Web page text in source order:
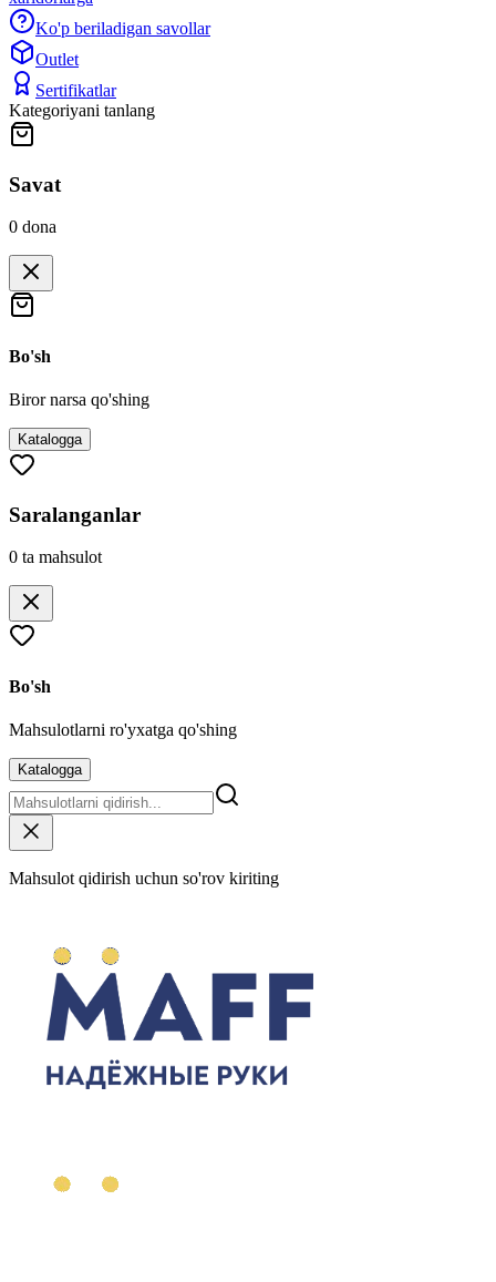
Ko'p beriladigan savollar
Outlet
Sertifikatlar
Kategoriyani tanlang
Savat
0 dona
Bo'sh
Biror narsa qo'shing
Katalogga
Saralanganlar
0 ta mahsulot
Bo'sh
Mahsulotlarni ro'yxatga qo'shing
Katalogga
Mahsulot qidirish uchun so'rov kiriting